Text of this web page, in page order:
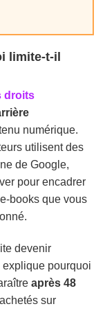
limite-t-il
droits
numérique.
utilisent des
de Google,
pour encadrer
books que vous
devenir
pourquoi
après 48
sur